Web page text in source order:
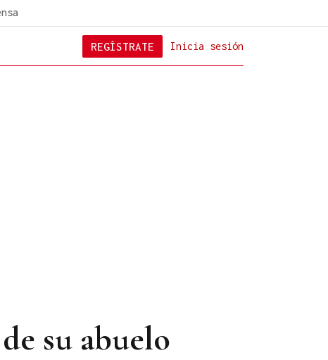
Inicia sesión
REGÍSTRATE
su abuelo